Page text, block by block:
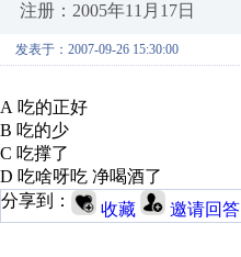
注册：2005年11月17日
发表于：2007-09-26 15:30:00
A 吃的正好
B 吃的少
C 吃撑了
D 吃啥呀吃 净喝酒了
分享到：
收藏 邀请回答